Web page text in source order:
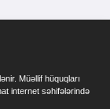
Müəllif hüquqları
internet səhifələrində